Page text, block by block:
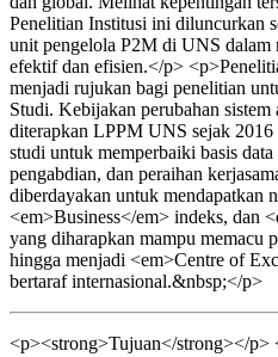
Penelitian Institusi ini diluncurkan
unit pengelola P2M di UNS dalam
efektif dan efisien.</p>
menjadi rujukan bagi penelitian
Studi. Kebijakan perubahan
diterapkan LPPM UNS sejak 2016
studi untuk memperbaiki basis
pengabdian, dan peraihan
diberdayakan untuk mendapatkan
<em>Business</em> indeks, dan
yang diharapkan mampu memacu
hingga menjadi <em>Centre of
bertaraf internasional.&nbsp;</p>
<p><strong>Tujuan</strong></p>